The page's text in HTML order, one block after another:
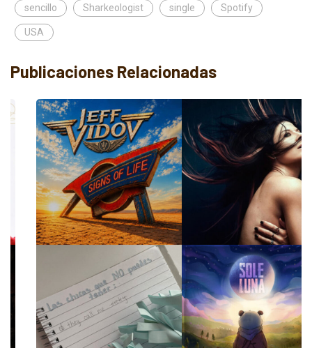
sencillo Sharkeologist single Spotify
USA
Publicaciones Relacionadas